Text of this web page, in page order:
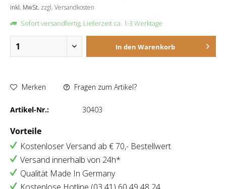
inkl. MwSt. zzgl. Versandkosten
Sofort versandfertig, Lieferzeit ca. 1-3 Werktage
In den Warenkorb
Merken Fragen zum Artikel?
Artikel-Nr.: 30403
Vorteile
Kostenloser Versand ab € 70,- Bestellwert
Versand innerhalb von 24h*
Qualität Made In Germany